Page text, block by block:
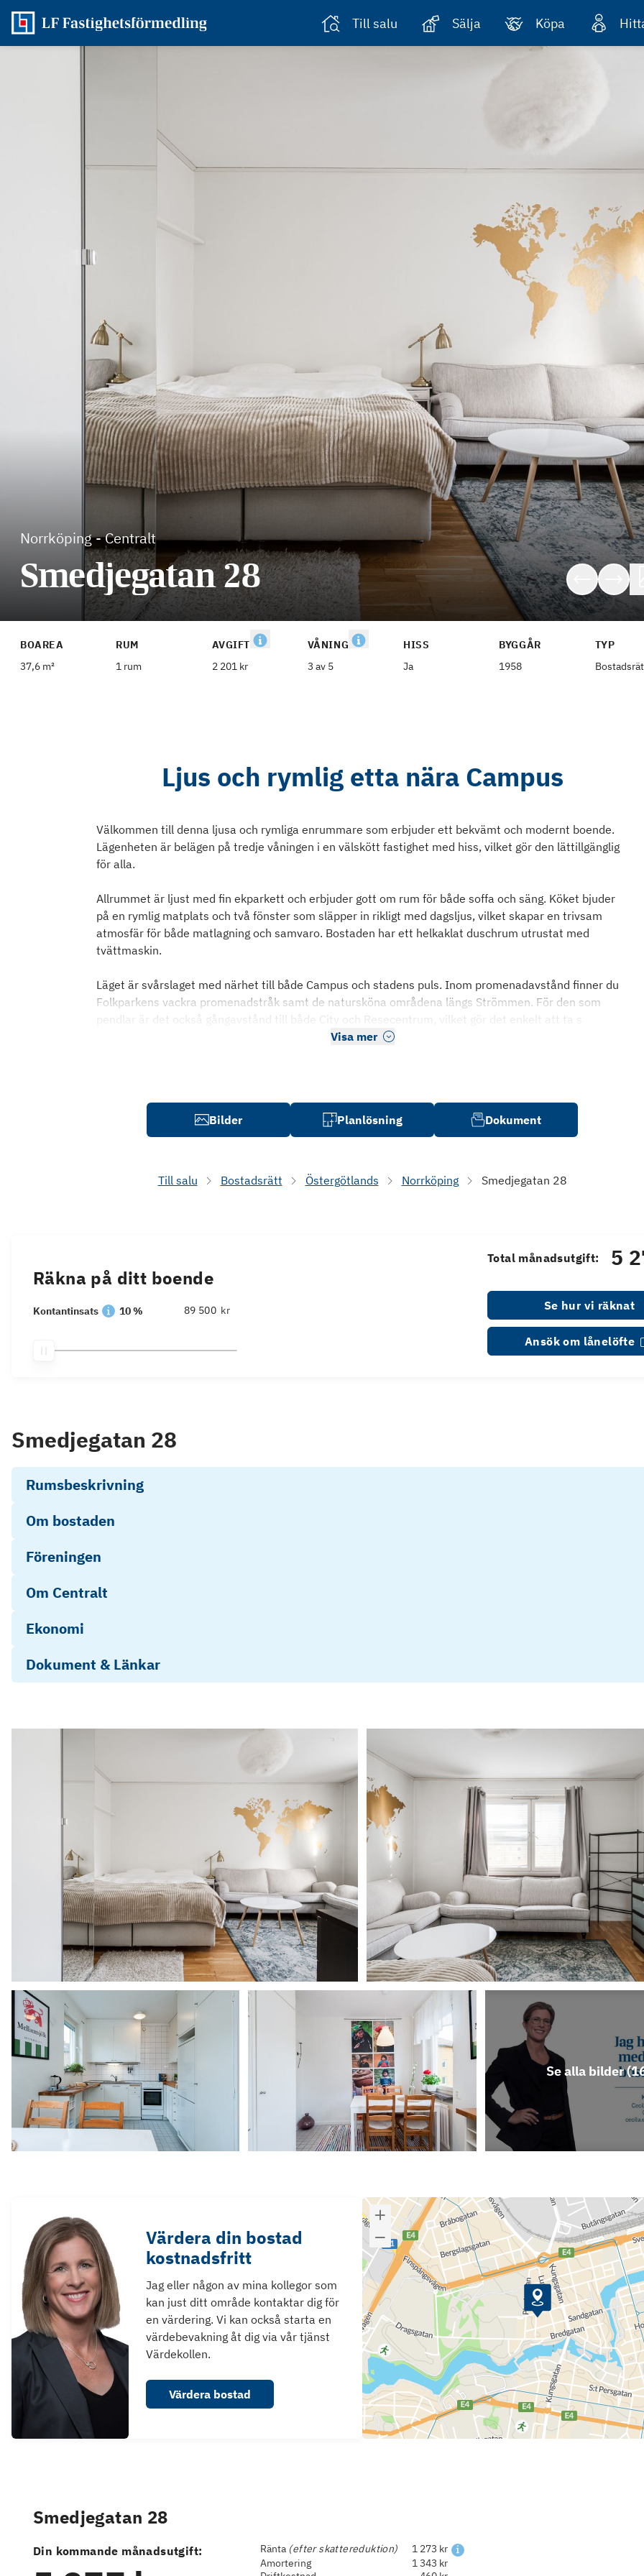
Till salu Sälja Köpa
Norrköping-Centralt
Smedjegatan 28
BOAREA
37,6 m²
RUM
1 rum
AVGIFT
2 201 kr
VÅNING
3 av 5
HISS
Ja
BYGGÅR
1958
TYP
Ljus och rymlig etta nära Campus
Välkommen till denna ljusa och rymliga enrummare som erbjuder ett bekvämt och modernt boende.
Lägenheten är belägen på tredje våningen i en välskött fastighet med hiss, vilket gör den lättillgänglig
för alla.
Allrummet är ljust med fin ekparkett och erbjuder gott om rum för både soffa och säng. Köket bjuder
på en rymlig matplats och två fönster som släpper in rikligt med dagsljus, vilket skapar en trivsam
atmosfär för både matlagning och samvaro. Bostaden har ett helkaklat duschrum utrustat med
tvättmaskin.
Läget är svårslaget med närhet till både Campus och stadens puls. Inom promenadavstånd finner du
Folkparkens vackra promenadstråk samt de natursköna områdena längs Strömmen. För den som
pendlar är det också gångavstånd till både City och Resecentrum, vilket gör det enkelt att ta s
Visa mer
Bilder Planlösning Dokument
Till salu Bostadsrätt Östergötlands Norrköping Smedjegatan 28
Räkna på ditt boende
Kontantinsats 10 % kr
Total månadsutgift: 5
Se hur vi räknat
Ansök om lånelöfte
Smedjegatan 28
Rumsbeskrivning
Om bostaden
Föreningen
Om Centralt
Ekonomi
Dokument & Länkar
Erbjudande LF Bank
Se alla bilder (
Värdera din bostad
kostnadsfritt
Jag eller någon av mina kollegor som
kan just ditt område kontaktar dig för
en värdering. Vi kan också starta en
värdebevakning åt dig via vår tjänst
Värdekollen.
Värdera bostad
Smedjegatan 28
Din kommande månadsutgift: Ränta (efter skattereduktion)
1 273 kr
Amortering
1 343 kr